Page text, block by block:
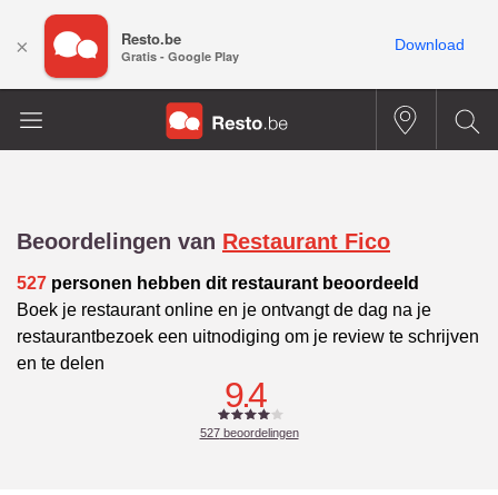
Beoordelingen van Restaurant Fico
527 personen hebben dit restaurant beoordeeld
Boek je restaurant online en je ontvangt de dag na je
restaurantbezoek een uitnodiging om je review te schrijven
en te delen
9.4
527beoordelingen
× Resto.be
Gratis - Google Play
Download